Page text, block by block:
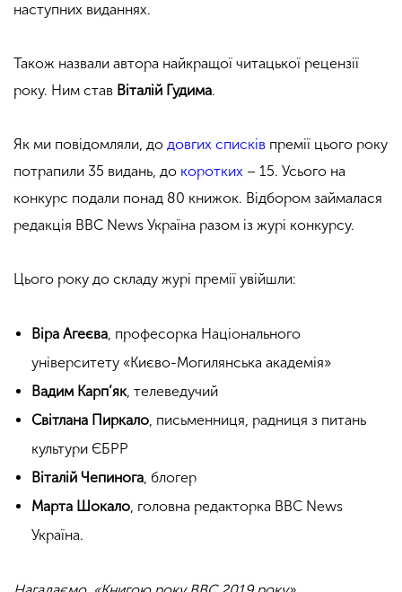
наступних виданнях.
Також назвали автора найкращої читацької рецензії
року. Ним став Віталій Гудима.
Як ми повідомляли, до довгих списків премії цього року
потрапили 35 видань, до коротких – 15. Усього на
конкурс подали понад 80 книжок. Відбором займалася
редакція ВВС News Україна разом із журі конкурсу.
Цього року до складу журі премії увійшли:
Віра Агеєва, професорка Національного
університету «Києво-Могилянська академія»
Вадим Карп’як, телеведучий
Світлана Пиркало, письменниця, радниця з питань
культури ЄБРР
Віталій Чепинога, блогер
Марта Шокало, головна редакторка BBC News
Україна.